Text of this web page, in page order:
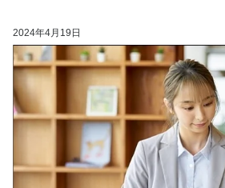
2024年4月19日